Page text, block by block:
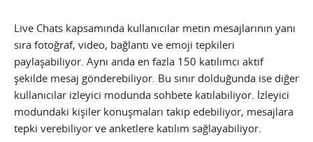
Live Chats kapsamında kullanıcılar metin mesajlarının yanı
sıra fotoğraf, video, bağlantı ve emoji tepkileri
paylaşabiliyor. Aynı anda en fazla 150 katılımcı aktif
şekilde mesaj gönderebiliyor. Bu sınır dolduğunda ise diğer
kullanıcılar izleyici modunda sohbete katılabiliyor. İzleyici
modundaki kişiler konuşmaları takip edebiliyor, mesajlara
tepki verebiliyor ve anketlere katılım sağlayabiliyor.